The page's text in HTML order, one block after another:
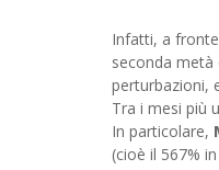
Infatti, a
seconda
perturbazioni,
Tra i mesi più
In particolare,
(cioè il 567%